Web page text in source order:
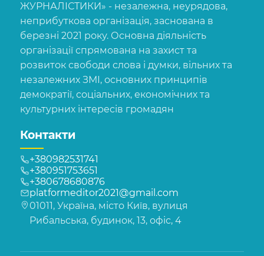
ЖУРНАЛІСТИКИ» - незалежна, неурядова,
неприбуткова організація, заснована в
березні 2021 року. Основна діяльність
організації спрямована на захист та
розвиток свободи слова і думки, вільних та
незалежних ЗМІ, основних принципів
демократії, соціальних, економічних та
культурних інтересів громадян
Контакти
+380982531741
+380951753651
+380678680876
platformeditor2021@gmail.com
01011, Україна, місто Київ, вулиця
Рибальська, будинок, 13, офіс, 4